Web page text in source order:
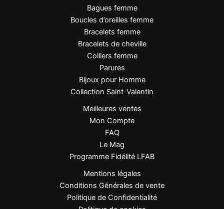
Une création éclatante, pensée pour révéler votre
lumière intérieure.
Bagues femme
Boucles d’oreilles femme
Bracelets femme
Bracelets de cheville
Colliers femme
Parures
Bijoux pour Homme
Collection Saint-Valentin
Meilleures ventes
Mon Compte
FAQ
Le Mag
Programme Fidélité LFAB
Mentions légales
Conditions Générales de vente
Politique de Confidentialité